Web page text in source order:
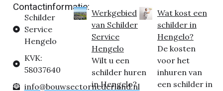
Contactinformatie:
Schilder
Service
Hengelo
KVK:
58037640
info@bouwsectornederland.nl
Werkgebied
van Schilder
Service
Hengelo
Wilt u een
schilder huren
in Hengelo?
Wat kost een
schilder in
Hengelo?
De kosten
voor het
inhuren van
een schilder in